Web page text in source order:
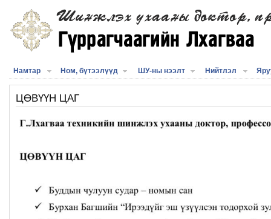
Намтар Ном, бүтээлүүд ШУ-ны нээлт Нийтлэл
ЦӨВҮҮН ЦАГ